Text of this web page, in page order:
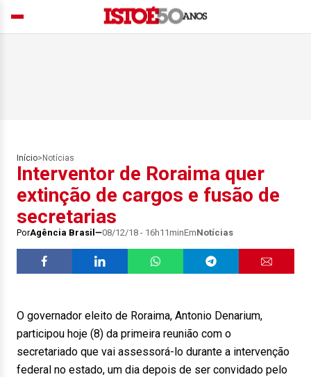
Início> Notícias
Interventor de Roraima quer
extinção de cargos e fusão de
secretarias
PorAgência Brasil 08/12/18 - 16h11minEmNotícias
O governador eleito de Roraima, Antonio Denarium,
participou hoje (8) da primeira reunião com o
secretariado que vai assessorá-lo durante a intervenção
federal no estado, um dia depois de ser convidado pelo